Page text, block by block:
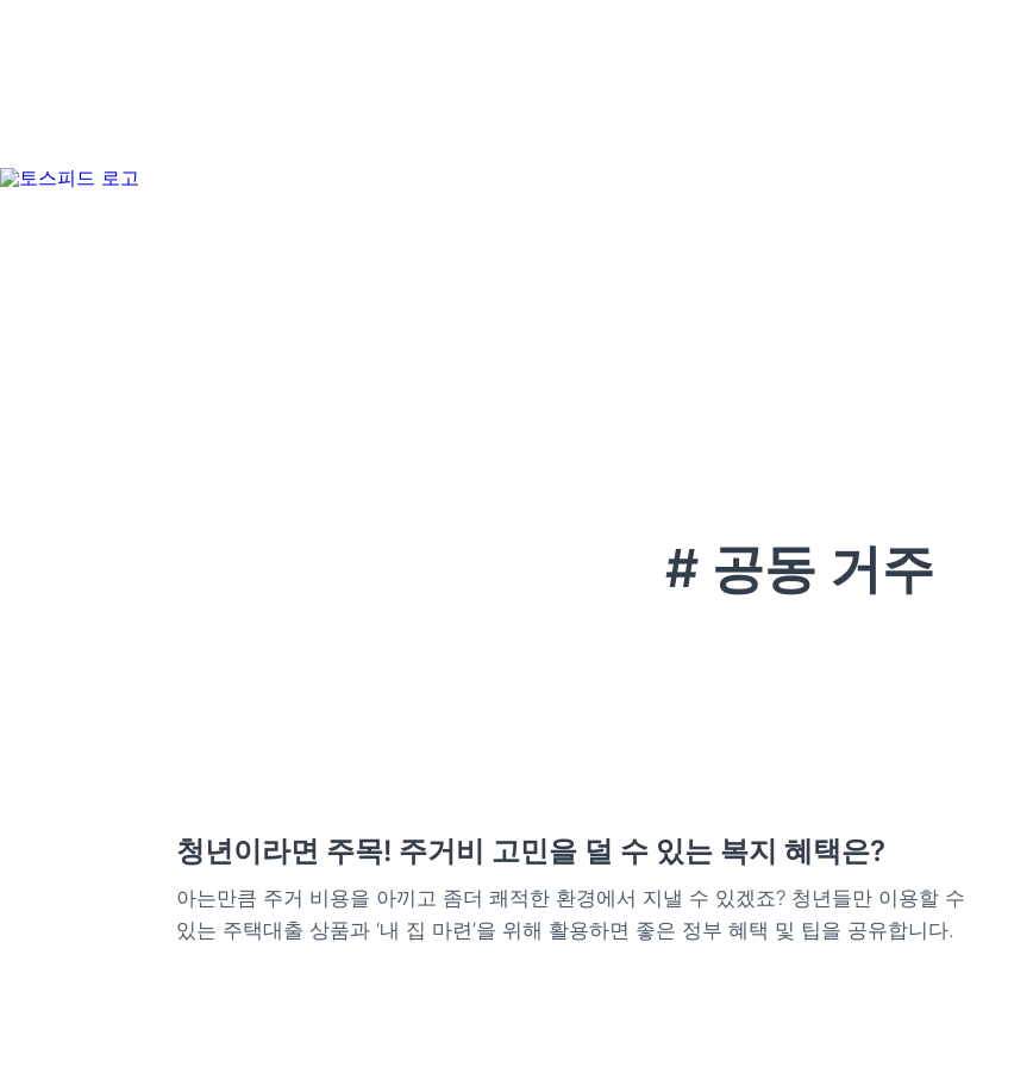
# 공동 거주
청년이라면 주목! 주거비 고민을 덜 수 있는 복지 혜택은?
아는만큼 주거 비용을 아끼고 좀더 쾌적한 환경에서 지낼 수 있겠죠? 청년들만 이용할 수
있는 주택대출 상품과 ‘내 집 마련’을 위해 활용하면 좋은 정부 혜택 및 팁을 공유합니다.